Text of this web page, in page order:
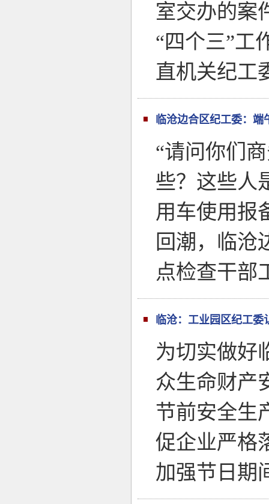
室交办的案
“四个三”工
直机关纪工
临沧边合区纪工委：端
“请问你们
些？这些人
用车使用报
回潮，临沧
点检查干部
临沧：工业园区纪工委
为切实做好
众生命财产
节前安全生
促企业严格
加强节日期